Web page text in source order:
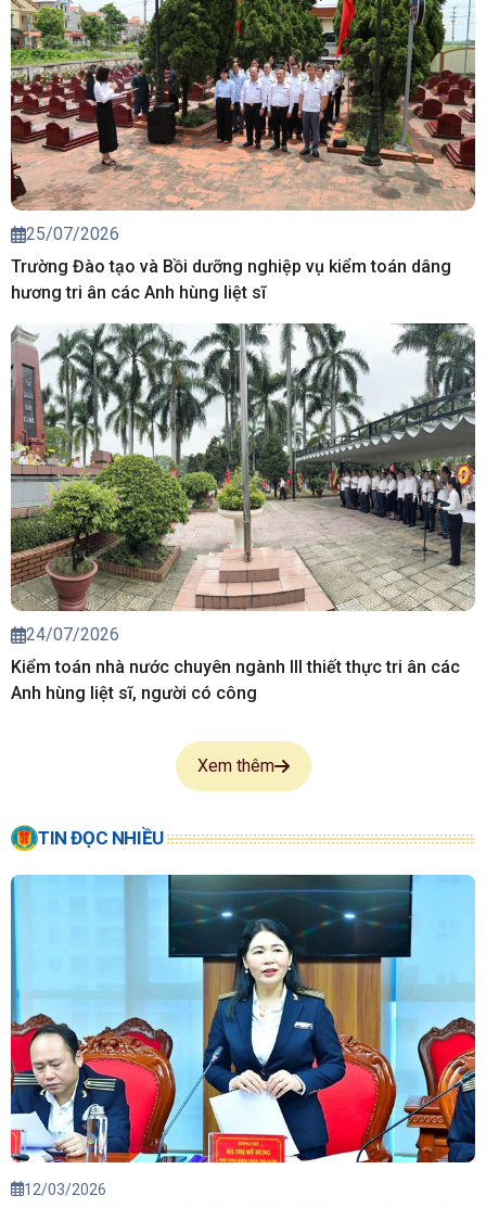
25/07/2026
Trường Đào tạo và Bồi dưỡng nghiệp vụ kiểm toán dâng
hương tri ân các Anh hùng liệt sĩ
24/07/2026
Kiểm toán nhà nước chuyên ngành III thiết thực tri ân các
Anh hùng liệt sĩ, người có công
Xem thêm
TIN ĐỌC NHIỀU
12/03/2026